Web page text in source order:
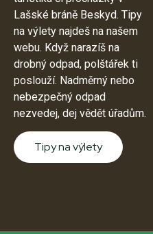
Lašské bráně Beskyd. Tipy
na výlety najdeš na našem
webu. Když narazíš na
drobný odpad, polštářek ti
poslouží. Nadměrný nebo
nebezpečný odpad
nezvedej, dej vědět úřadům.
Tipy na výlety